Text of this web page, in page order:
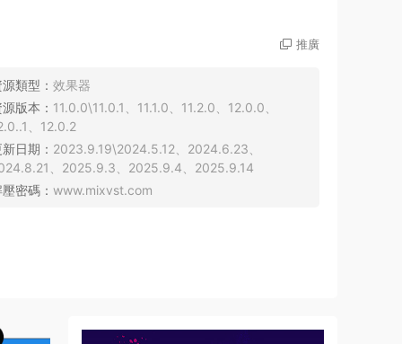
推廣
類型： 效果器
版本： 11.0.0\11.0.1、11.1.0、11.2.0、12.0.0、
、12.0.2
日期： 2023.9.19\2024.5.12、2024.6.23、
、2025.9.3、2025.9.4、2025.9.14
密碼： www.mixvst.com